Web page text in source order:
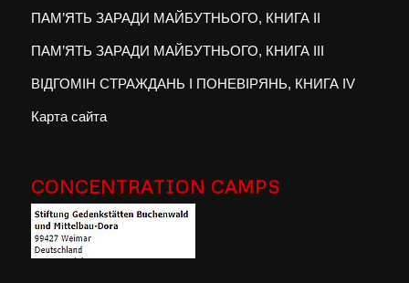
ПАМ’ЯТЬ ЗАРАДИ МАЙБУТНЬОГО, КНИГА II
ПАМ’ЯТЬ ЗАРАДИ МАЙБУТНЬОГО, КНИГА III
ВІДГОМІН СТРАЖДАНЬ І ПОНЕВІРЯНЬ, КНИГА IV
Карта сайта
CONCENTRATION CAMPS